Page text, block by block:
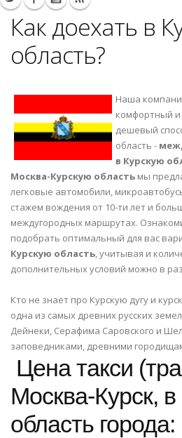
Как доехать в
область?
Наша
комфортный
дешевый
область -
в Курскую
Москва-Курскую область мы
легковые автомобили,
стажем вождения от 10-ти лет и
междугородных маршрутах.
подобрать оптимальный для вас
Курскую область, учитывая и
дополнительных условий можно в
Кто не знает про Курскую дугу и
одна из самых древних русских
Дейнеки, Серафима Саровского и
заповедниками, древними
Цена такси
Москва-Курск,
область города: